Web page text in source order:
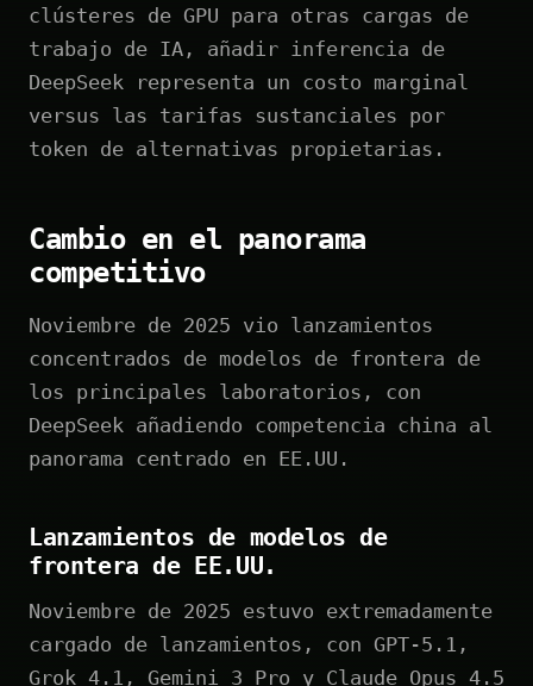
clústeres de GPU para otras cargas de
trabajo de IA, añadir inferencia de
DeepSeek representa un costo marginal
versus las tarifas sustanciales por
token de alternativas propietarias.
Cambio en el panorama
competitivo
Noviembre de 2025 vio lanzamientos
concentrados de modelos de frontera de
los principales laboratorios, con
DeepSeek añadiendo competencia china al
panorama centrado en EE.UU.
Lanzamientos de modelos de
frontera de EE.UU.
Noviembre de 2025 estuvo extremadamente
cargado de lanzamientos, con GPT-5.1,
Grok 4.1, Gemini 3 Pro y Claude Opus 4.5